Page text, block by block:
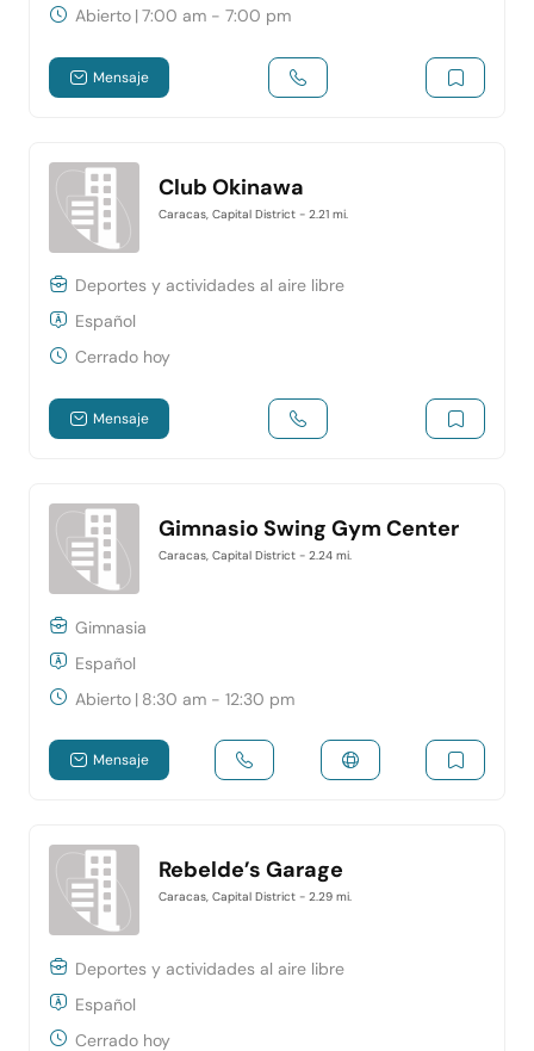
Abierto |7:00 am - 7:00 pm
Mensaje
Club Okinawa
Caracas, Capital District - 2.21 mi.
Deportes y actividades al aire libre
Español
Cerrado hoy
Mensaje
Gimnasio Swing Gym Center
Caracas, Capital District - 2.24 mi.
Gimnasia
Español
Abierto | 8:30 am - 12:30 pm
Mensaje
Rebelde’s Garage
Caracas, Capital District - 2.29 mi.
Deportes y actividades al aire libre
Español
Cerrado hoy